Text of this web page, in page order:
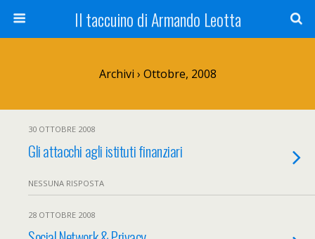
Il taccuino di Armando Leotta
Archivi › Ottobre, 2008
30 OTTOBRE 2008
Gli attacchi agli istituti finanziari
NESSUNA RISPOSTA
28 OTTOBRE 2008